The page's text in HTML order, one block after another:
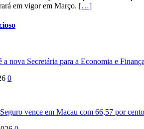
em vigor em Março. […]
nova Secretária para a Economia e
0
vence em Macau com 66,57 por cento